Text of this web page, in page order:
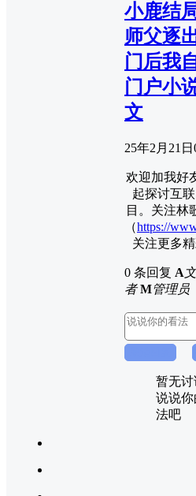
小鹿结
师父逐
门后我
门户小
文
25年2月21日
欢迎加我好
起探讨互
目。关注林
（https://
关注更多精
0 条回复 A
者 M管理员
暂无讨
说说
法吧